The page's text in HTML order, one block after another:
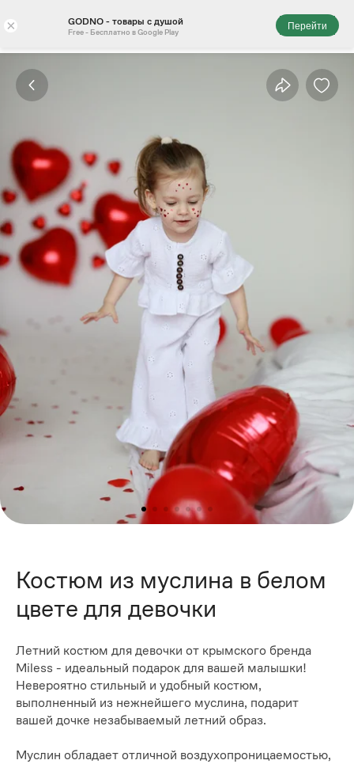
× GODNO - товары с душой
Free - Бесплатно в Google Play
Перейти
Костюм из муслина в белом
цвете для девочки
Летний костюм для девочки от крымского бренда
Miless - идеальный подарок для вашей малышки!
Невероятно стильный и удобный костюм,
выполненный из нежнейшего муслина, подарит
вашей дочке незабываемый летний образ.
Муслин обладает отличной воздухопроницаемостью,